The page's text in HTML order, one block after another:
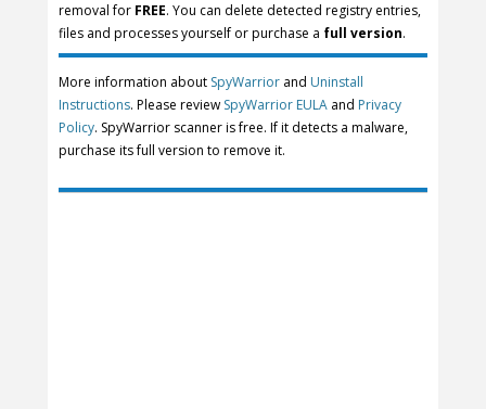
removal for FREE. You can delete detected registry entries,
files and processes yourself or purchase a full version.
More information about SpyWarrior and Uninstall
Instructions. Please review SpyWarrior EULA and Privacy
Policy. SpyWarrior scanner is free. If it detects a malware,
purchase its full version to remove it.